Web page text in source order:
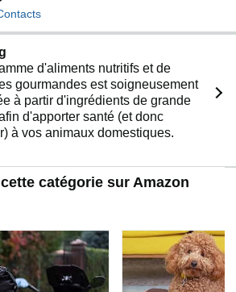
pour animal de compagnie - Idéal
votre animal de compagnie, le
vous vétérinaires ou les
le parc.
vous n'avez pas besoin d'outils et le
quelques minutes, vous pouvez donc
road trip facilement ! Si vous avez des
et de qualité lors de
pas à nous contacter. Nous nous
vous êtes satisfait de nos produits.
d'aliments nutritifs et de
gourmandes est soigneusement
à partir d'ingrédients de grande
d'apporter santé (et donc
à vos animaux domestiques.
catégorie sur Amazon